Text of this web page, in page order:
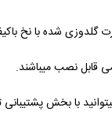
شده با نخ
قابل نصب میباشند.
با بخش پشتیبانی